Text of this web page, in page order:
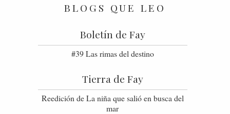
BLOGS QUE LEO
Boletín de Fay
#39 Las rimas del destino
Tierra de Fay
Reedición de La niña que salió en busca del
mar